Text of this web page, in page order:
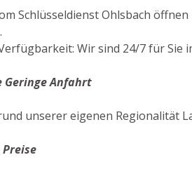
Schlüsseldienst Ohlsbach
Wir sind 24/7 für Sie
Geringe Anfahrt
unserer eigenen Regionalität